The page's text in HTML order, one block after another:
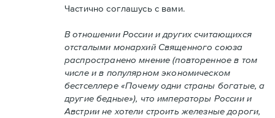
Частично соглашусь с вами.
В отношении России и других считающихся
отсталыми монархий Священного союза
распространено мнение (повторенное в том
числе и в популярном экономическом
бестселлере «Почему одни страны богатые, а
другие бедные»), что императоры России и
Австрии не хотели строить железные дороги,